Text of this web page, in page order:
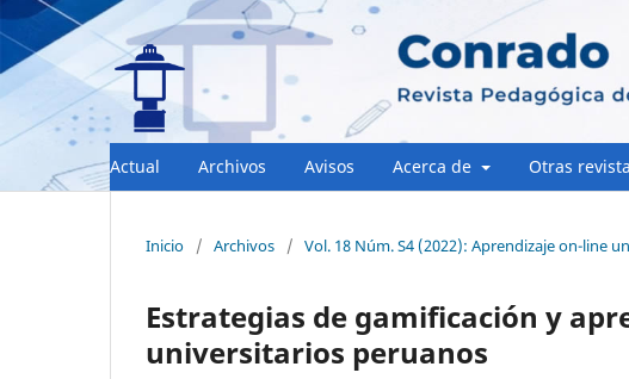
Actual Archivos Avisos Acerca de Otras
Inicio / Archivos / Vol. 18 Núm. S4 (2022): Aprendizaje on-line
Estrategias de gamificación y
universitarios peruanos